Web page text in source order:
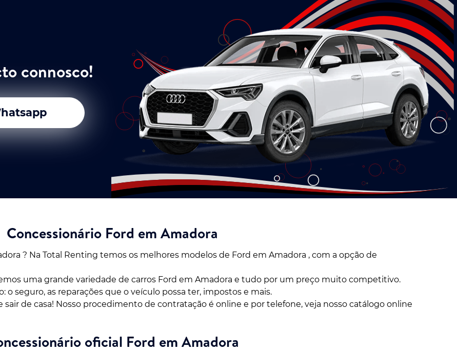
connosco!
Concessionário Ford em Amadora
? Na Total Renting temos os melhores modelos de Ford em Amadora , com a opção de
uma grande variedade de carros Ford em Amadora e tudo por um preço muito competitivo.
seguro, as reparações que o veículo possa ter, impostos e mais.
de casa! Nosso procedimento de contratação é online e por telefone, veja nosso catálogo online
oficial Ford em Amadora